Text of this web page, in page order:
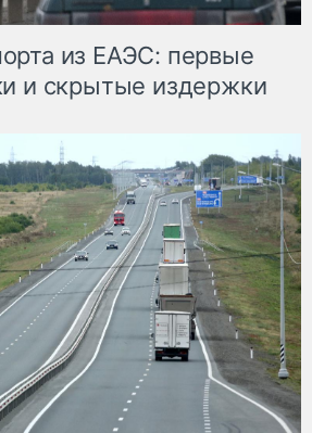
из ЕАЭС: первые
и скрытые издержки